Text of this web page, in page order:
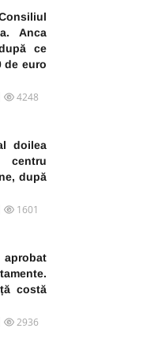
Anca
ce
de euro
4248
doilea
după
1601
aprobat
costă
2936